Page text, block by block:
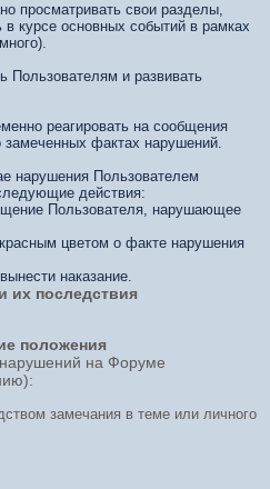
просматривать свои разделы,
в курсе основных событий в рамках
Пользователям и развивать
реагировать на сообщения
фактах нарушений.
нарушения Пользователем
действия:
Пользователя, нарушающее
цветом о факте нарушения
наказание.
их последствия
положения
нарушений на Форуме
замечания в теме или личного